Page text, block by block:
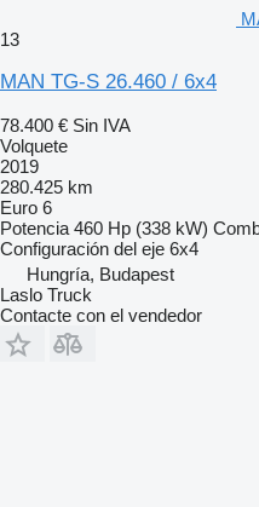
13
MAN TG-S 26.460 / 6x4
78.400 € Sin IVA
Volquete
2019
280.425 km
Euro 6
Potencia 460 Hp (338 kW)
Configuración del eje 6x4
Hungría, Budapest
Laslo Truck
Contacte con el vendedor